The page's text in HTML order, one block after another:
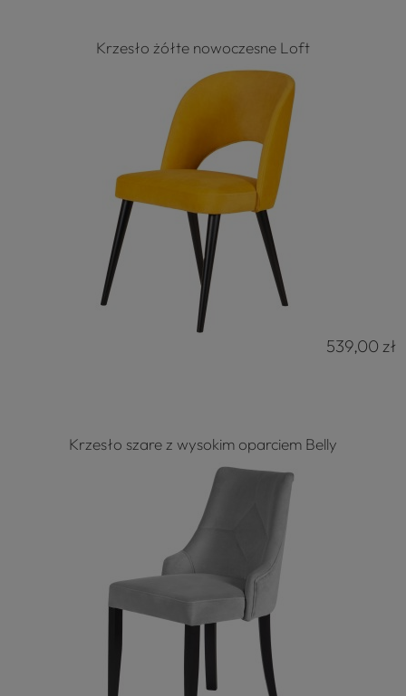
Krzesło żółte nowoczesne Loft
539,00 zł
Krzesło szare z wysokim oparciem Belly